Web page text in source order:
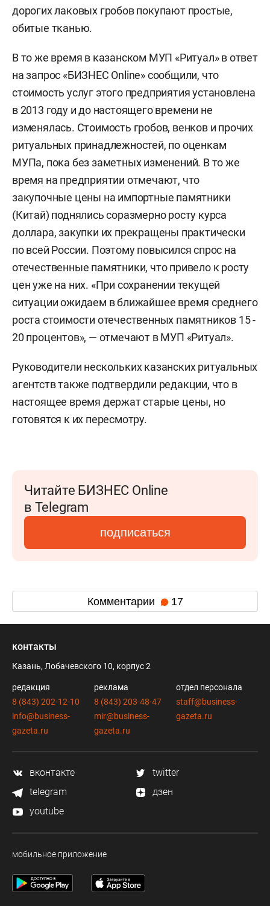
дорогих лаковых гробов покупают простые,
обитые тканью.
В то же время в казанском МУП «Ритуал» в ответ
на запрос «БИЗНЕС Online» сообщили, что
стоимость услуг этого предприятия установлена
в 2013 году и до настоящего времени не
изменялась. Стоимость гробов, венков и прочих
ритуальных принадлежностей, по оценкам
МУПа, пока без заметных изменений. В то же
время на предприятии отмечают, что
закупочные цены на импортные памятники
(Китай) поднялись соразмерно росту курса
доллара, закупки их прекращены практически
по всей России. Поэтому повысился спрос на
отечественные памятники, что привело к росту
цен уже на них. «При сохранении текущей
ситуации ожидаем в ближайшее время среднего
роста стоимости отечественных памятников 15 -
20 процентов», — отмечают в МУП «Ритуал».
Руководители нескольких казанских ритуальных
агентств также подтвердили редакции, что в
настоящее время держат старые цены, но
готовятся к их пересмотру.
Читайте БИЗНЕС Online
в Telegram
подписаться
Комментарии 17
контакты
Казань, Лобачевского 10, корпус 2
редакция
8 (843) 202-12-10
info@business-
gazeta.ru
реклама
8 (843) 203-48-47
mir@business-
gazeta.ru
отдел персонала
staff@business-
gazeta.ru
вконтакте
twitter
telegram
дзен
youtube
мобильное приложение